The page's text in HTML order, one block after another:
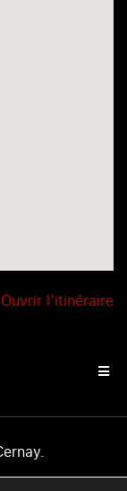
Ouvrir l’itinéraire